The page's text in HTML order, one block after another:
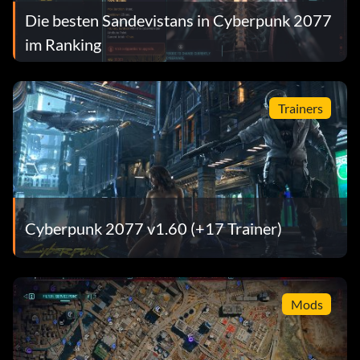
Die besten Sandevistans in Cyberpunk 2077
im Ranking
Trainers
Cyberpunk 2077 v1.60 (+17 Trainer)
Mods